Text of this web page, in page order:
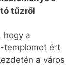
tűzről
hogy a
templomot ért
a város